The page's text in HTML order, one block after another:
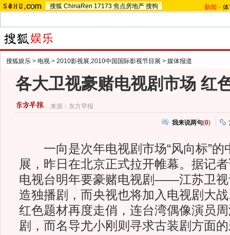
搜狐 ChinaRen 17173 焦点房地产 搜狗 新闻 -
搜狐娱乐 > 电视 > 2010影视展,2010中国国际影视节目展 > 媒体报道
各大卫视豪赌电视剧市场 红
来源： 东方早报
我来说两句(0)
一向是次年电视剧市场“风向标”的
展，昨日在北京正式拉开帷幕。据记
电视台明年要豪赌电视剧——江苏卫视
造独播剧，而央视也将加入电视剧大
红色题材再度走俏，连台湾偶像演员
剧，而名导尤小刚则寻求古装剧方面